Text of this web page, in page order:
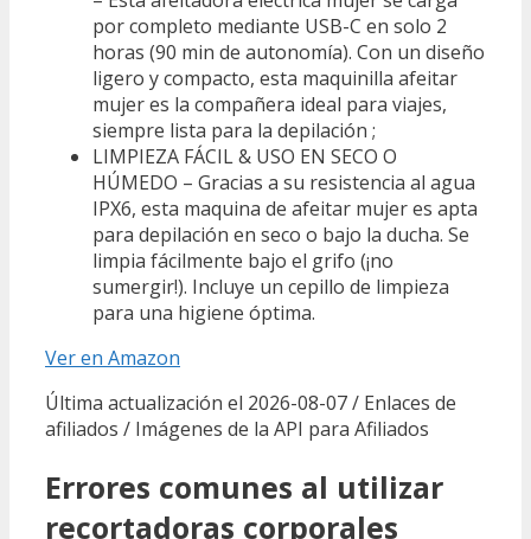
por completo mediante USB-C en solo 2
horas (90 min de autonomía). Con un diseño
ligero y compacto, esta maquinilla afeitar
mujer es la compañera ideal para viajes,
siempre lista para la depilación ;
LIMPIEZA FÁCIL & USO EN SECO O
HÚMEDO – Gracias a su resistencia al agua
IPX6, esta maquina de afeitar mujer es apta
para depilación en seco o bajo la ducha. Se
limpia fácilmente bajo el grifo (¡no
sumergir!). Incluye un cepillo de limpieza
para una higiene óptima.
Ver en Amazon
Última actualización el 2026-08-07 / Enlaces de
afiliados / Imágenes de la API para Afiliados
Errores comunes al utilizar
recortadoras corporales